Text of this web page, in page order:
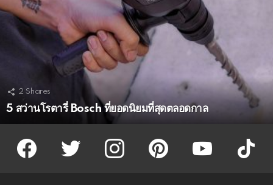
2 Shares
5 สว่านโรตารี่ Bosch ที่ยอดนิยมที่สุดตลอดกาล
facebook twitter instagram pinterest youtube tiktok